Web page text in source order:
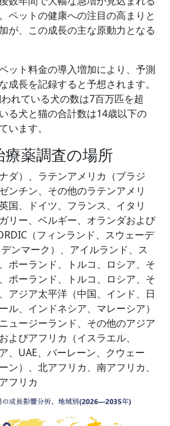
ペットの健康への注目の高まりと
が、この成長の主な原動力となる
ット料金の導入増加により、予測
成長を記録すると予想されます。
れている犬の数は7百万匹を超
る犬と猫の合計数は14歳以下の
います。
薬調査の場所
ダ）、ラテンアメリカ（ブラジ
ンチン、その他のラテンアメリ
国、ドイツ、フランス、イタリ
リー、ベルギー、オランダおよび
（フィンランド、スウェーデ
ンマーク）、アイルランド、ス
ポーランド、トルコ、ロシア、そ
ポーランド、トルコ、ロシア、そ
アジア太平洋（中国、インド、日
ル、インドネシア、マレーシア）
ュージーランド、その他のアジア
よびアフリカ（イスラエル、
、UAE、バーレーン、クウェー
ン）、北アフリカ、南アフリカ、
フリカ